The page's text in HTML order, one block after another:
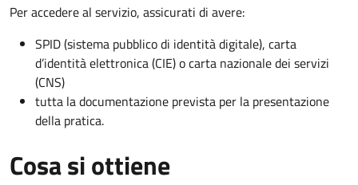
Per accedere al servizio, assicurati di avere:
SPID (sistema pubblico di identità digitale), carta
d’identità elettronica (CIE) o carta nazionale dei servizi
(CNS)
tutta la documentazione prevista per la presentazione
della pratica.
Cosa si ottiene